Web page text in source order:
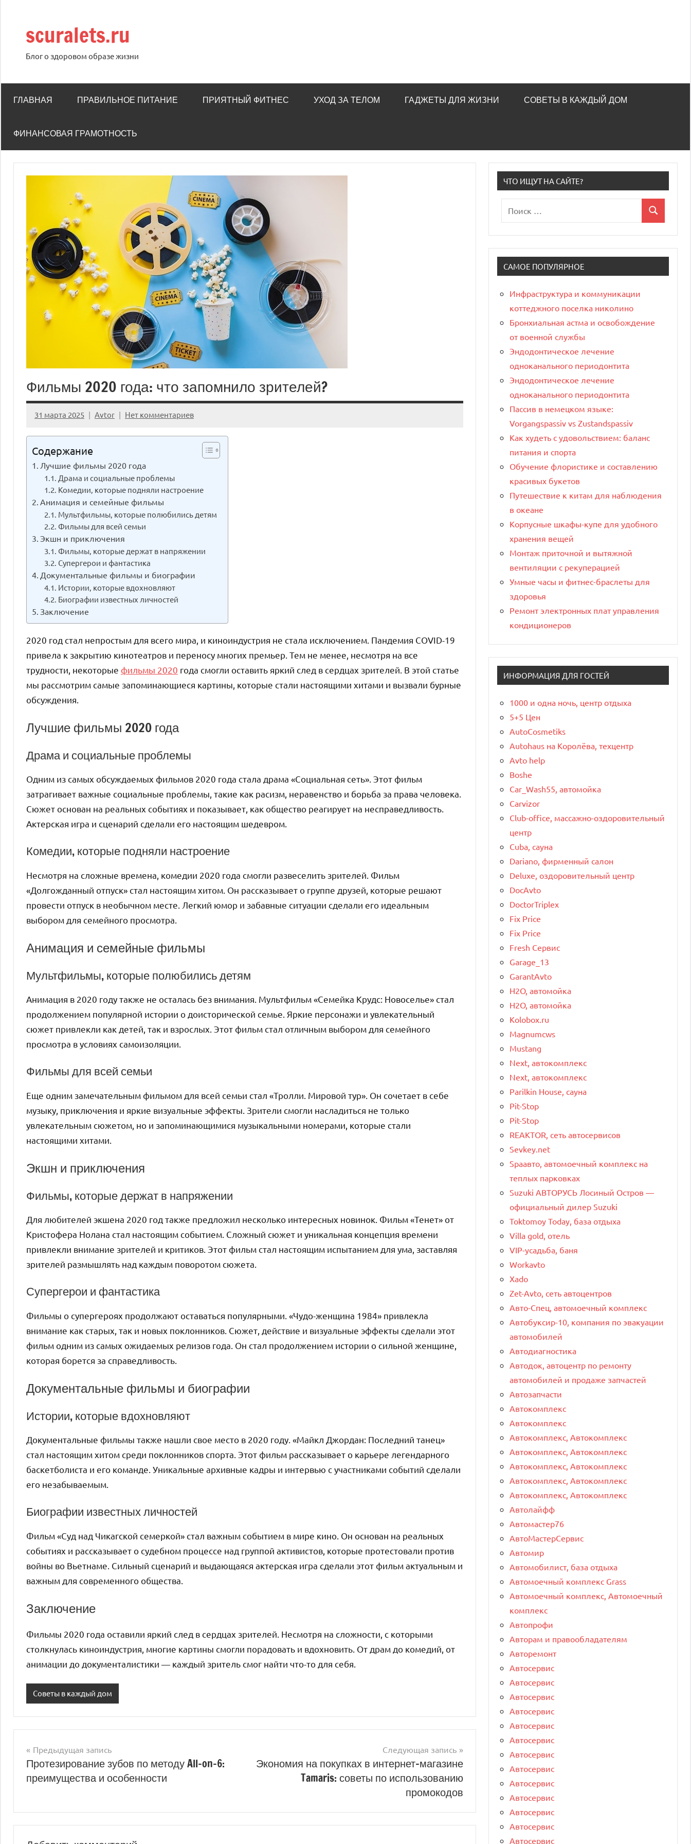
содержимому
scuralets.ru
Блог о здоровом образе жизни
ГЛАВНАЯ ПРАВИЛЬНОЕ ПИТАНИЕ ПРИЯТНЫЙ ФИТНЕС УХОД ЗА ТЕЛОМ ГАДЖЕТЫ ДЛЯ ЖИЗНИ СОВЕТЫ В КАЖДЫЙ ДОМ
ФИНАНСОВАЯ ГРАМОТНОСТЬ
Фильмы 2020 года: что запомнило зрителей?
31 марта 2025 Avtor Нет комментариев
Содержание
Лучшие фильмы 2020 года
Драма и социальные проблемы
Комедии, которые подняли настроение
Анимация и семейные фильмы
Мультфильмы, которые полюбились детям
Фильмы для всей семьи
Экшн и приключения
Фильмы, которые держат в напряжении
Супергерои и фантастика
Документальные фильмы и биографии
Истории, которые вдохновляют
Биографии известных личностей
Заключение
2020 год стал непростым для всего мира, и киноиндустрия не стала исключением. Пандемия COVID-19
привела к закрытию кинотеатров и переносу многих премьер. Тем не менее, несмотря на все
трудности, некоторые фильмы 2020 года смогли оставить яркий след в сердцах зрителей. В этой статье
мы рассмотрим самые запоминающиеся картины, которые стали настоящими хитами и вызвали бурные
обсуждения.
Лучшие фильмы 2020 года
Драма и социальные проблемы
Одним из самых обсуждаемых фильмов 2020 года стала драма «Социальная сеть». Этот фильм
затрагивает важные социальные проблемы, такие как расизм, неравенство и борьба за права человека.
Сюжет основан на реальных событиях и показывает, как общество реагирует на несправедливость.
Актерская игра и сценарий сделали его настоящим шедевром.
Комедии, которые подняли настроение
Несмотря на сложные времена, комедии 2020 года смогли развеселить зрителей. Фильм
«Долгожданный отпуск» стал настоящим хитом. Он рассказывает о группе друзей, которые решают
провести отпуск в необычном месте. Легкий юмор и забавные ситуации сделали его идеальным
выбором для семейного просмотра.
Анимация и семейные фильмы
Мультфильмы, которые полюбились детям
Анимация в 2020 году также не осталась без внимания. Мультфильм «Семейка Крудс: Новоселье» стал
продолжением популярной истории о доисторической семье. Яркие персонажи и увлекательный
сюжет привлекли как детей, так и взрослых. Этот фильм стал отличным выбором для семейного
просмотра в условиях самоизоляции.
Фильмы для всей семьи
Еще одним замечательным фильмом для всей семьи стал «Тролли. Мировой тур». Он сочетает в себе
музыку, приключения и яркие визуальные эффекты. Зрители смогли насладиться не только
увлекательным сюжетом, но и запоминающимися музыкальными номерами, которые стали
настоящими хитами.
Экшн и приключения
Фильмы, которые держат в напряжении
Для любителей экшена 2020 год также предложил несколько интересных новинок. Фильм «Тенет» от
Кристофера Нолана стал настоящим событием. Сложный сюжет и уникальная концепция времени
привлекли внимание зрителей и критиков. Этот фильм стал настоящим испытанием для ума, заставляя
зрителей размышлять над каждым поворотом сюжета.
Супергерои и фантастика
Фильмы о супергероях продолжают оставаться популярными. «Чудо-женщина 1984» привлекла
внимание как старых, так и новых поклонников. Сюжет, действие и визуальные эффекты сделали этот
фильм одним из самых ожидаемых релизов года. Он стал продолжением истории о сильной женщине,
которая борется за справедливость.
Документальные фильмы и биографии
Истории, которые вдохновляют
Документальные фильмы также нашли свое место в 2020 году. «Майкл Джордан: Последний танец»
стал настоящим хитом среди поклонников спорта. Этот фильм рассказывает о карьере легендарного
баскетболиста и его команде. Уникальные архивные кадры и интервью с участниками событий сделали
его незабываемым.
Биографии известных личностей
Фильм «Суд над Чикагской семеркой» стал важным событием в мире кино. Он основан на реальных
событиях и рассказывает о судебном процессе над группой активистов, которые протестовали против
войны во Вьетнаме. Сильный сценарий и выдающаяся актерская игра сделали этот фильм актуальным и
важным для современного общества.
Заключение
Фильмы 2020 года оставили яркий след в сердцах зрителей. Несмотря на сложности, с которыми
столкнулась киноиндустрия, многие картины смогли порадовать и вдохновить. От драм до комедий, от
анимации до документалистики — каждый зритель смог найти что-то для себя.
Советы в каждый дом
Навигация
по
Предыдущая запись
Протезирование зубов по методу All-on-6:
преимущества и особенности
Следующая запись
Экономия на покупках в интернет-магазине
Tamaris: советы по использованию
промокодов
ЧТО ИЩУТ НА САЙТЕ?
для:
Поиск
САМОЕ ПОПУЛЯРНОЕ
Инфраструктура и коммуникации
коттеджного поселка николино
Бронхиальная астма и освобождение
от военной службы
Эндодонтическое лечение
одноканального периодонтита
Эндодонтическое лечение
одноканального периодонтита
Пассив в немецком языке:
Vorgangspassiv vs Zustandspassiv
Как худеть с удовольствием: баланс
питания и спорта
Обучение флористике и составлению
красивых букетов
Путешествие к китам для наблюдения
в океане
Корпусные шкафы-купе для удобного
хранения вещей
Монтаж приточной и вытяжной
вентиляции с рекуперацией
Умные часы и фитнес-браслеты для
здоровья
Ремонт электронных плат управления
кондиционеров
ИНФОРМАЦИЯ ДЛЯ ГОСТЕЙ
1000 и одна ночь, центр отдыха
5+5 Цен
AutoCosmetiks
Autohaus на Королёва, техцентр
Avto help
Boshe
Car_Wash55, автомойка
Carvizor
Club-office, массажно-оздоровительный
центр
Cuba, сауна
Dariano, фирменный салон
Deluxe, оздоровительный центр
DocAvto
DoctorTriplex
Fix Price
Fix Price
Fresh Сервис
Garage_13
GarantAvto
H2O, автомойка
H2O, автомойка
Kolobox.ru
Magnumcws
Mustang
Next, автокомплекс
Next, автокомплекс
Parilkin House, сауна
Pit-Stop
Pit-Stop
REAKTOR, сеть автосервисов
Sevkey.net
Spaавто, автомоечный комплекс на
теплых парковках
Suzuki АВТОРУСЬ Лосиный Остров —
официальный дилер Suzuki
Toktomoy Today, база отдыха
Villa gold, отель
VIP-усадьба, баня
Workavto
Xado
Zet-Avto, сеть автоцентров
Авто-Спец, автомоечный комплекс
Автобуксир-10, компания по эвакуации
автомобилей
Автодиагностика
Автодок, автоцентр по ремонту
автомобилей и продаже запчастей
Автозапчасти
Автокомплекс
Автокомплекс
Автокомплекс, Автокомплекс
Автокомплекс, Автокомплекс
Автокомплекс, Автокомплекс
Автокомплекс, Автокомплекс
Автокомплекс, Автокомплекс
Автолайфф
Автомастер76
АвтоМастерСервис
Автомир
Автомобилист, база отдыха
Автомоечный комплекс Grass
Автомоечный комплекс, Автомоечный
комплекс
Автопрофи
Авторам и правообладателям
Авторемонт
Автосервис
Автосервис
Автосервис
Автосервис
Автосервис
Автосервис
Автосервис
Автосервис
Автосервис
Автосервис
Автосервис
Автосервис
Автосервис